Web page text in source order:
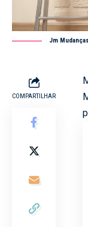
Jm Mudanças
COMPARTILHAR